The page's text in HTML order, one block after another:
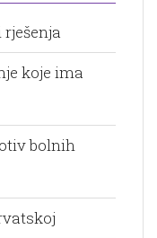
koje ima
bolnih